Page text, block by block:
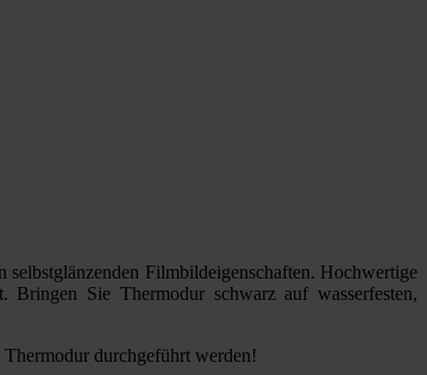
Filmbildeigenschaften. Hochwertige
Bringen Sie Thermodur schwarz auf wasserfesten,
durchgeführt werden!